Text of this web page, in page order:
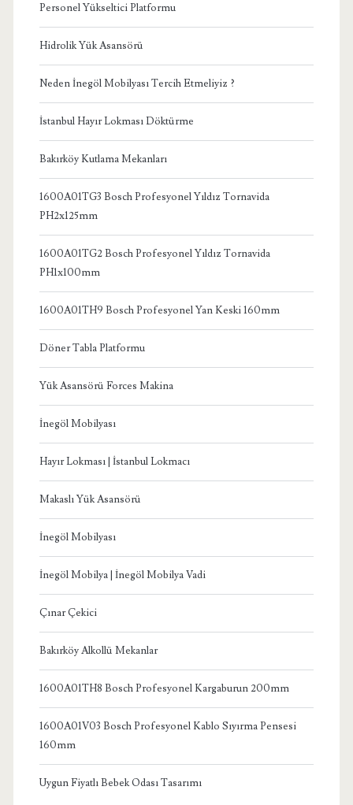
Personel Yükseltici Platformu
Hidrolik Yük Asansörü
Neden İnegöl Mobilyası Tercih Etmeliyiz ?
İstanbul Hayır Lokması Döktürme
Bakırköy Kutlama Mekanları
1600A01TG3 Bosch Profesyonel Yıldız Tornavida
PH2x125mm
1600A01TG2 Bosch Profesyonel Yıldız Tornavida
PH1x100mm
1600A01TH9 Bosch Profesyonel Yan Keski 160mm
Döner Tabla Platformu
Yük Asansörü Forces Makina
İnegöl Mobilyası
Hayır Lokması | İstanbul Lokmacı
Makaslı Yük Asansörü
İnegöl Mobilyası
İnegöl Mobilya | İnegöl Mobilya Vadi
Çınar Çekici
Bakırköy Alkollü Mekanlar
1600A01TH8 Bosch Profesyonel Kargaburun 200mm
1600A01V03 Bosch Profesyonel Kablo Sıyırma Pensesi
160mm
Uygun Fiyatlı Bebek Odası Tasarımı